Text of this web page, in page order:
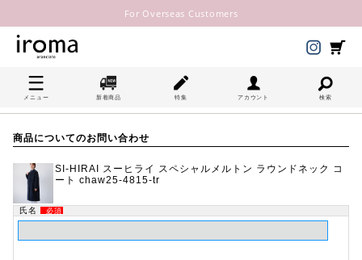
For Overseas Customers
メニュー 新着商品 特集 アカウント 検索
商品についてのお問い合わせ
SI-HIRAI スーヒライ スペシャルメルトン ラウンドネック コ
ート chaw25-4815-tr
氏名 必須